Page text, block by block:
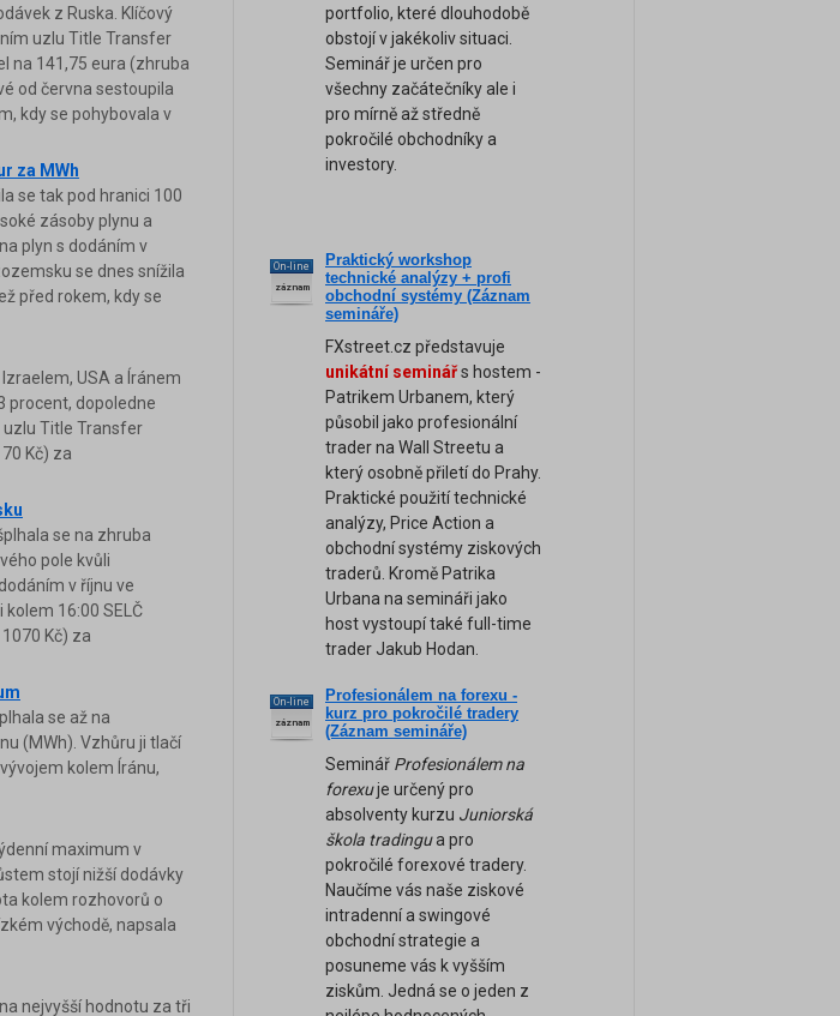
z Ruska. Klíčový
uzlu Title Transfer
na 141,75 eura (zhruba
od června sestoupila
kdy se pohybovala v
za MWh
se tak pod hranici 100
zásoby plynu a
plyn s dodáním v
se dnes snížila
před rokem, kdy se
USA a Íránem
procent, dopoledne
uzlu Title Transfer
Kč) za
se na zhruba
pole kvůli
v říjnu ve
16:00 SELČ
Kč) za
se až na
(MWh). Vzhůru ji tlačí
kolem Íránu,
maximum v
stojí nižší dodávky
kolem rozhovorů o
východě, napsala
nejvyšší hodnotu za tři
portfolio, které dlouhodobě
obstojí v jakékoliv situaci.
Seminář je určen pro
všechny začátečníky ale i
pro mírně až středně
pokročilé obchodníky a
investory.
On-line
záznam
Praktický workshop
technické analýzy + profi
obchodní systémy (Záznam
semináře)
FXstreet.cz představuje
unikátní seminářs hostem -
Patrikem Urbanem, který
působil jako profesionální
trader na Wall Streetu a
který osobně přiletí do Prahy.
Praktické použití technické
analýzy, Price Action a
obchodní systémy ziskových
traderů. Kromě Patrika
Urbana na semináři jako
host vystoupí také full-time
trader Jakub Hodan.
On-line
záznam
Profesionálem na forexu -
kurz pro pokročilé tradery
(Záznam semináře)
Seminář Profesionálem na
forexuje určený pro
absolventy kurzu Juniorská
škola tradingua pro
pokročilé forexové tradery.
Naučíme vás naše ziskové
intradenní a swingové
obchodní strategie a
posuneme vás k vyšším
ziskům. Jedná se o jeden z